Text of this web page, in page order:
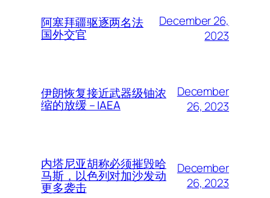
阿塞拜疆驱逐两名法
国外交官
December 26,
2023
伊朗恢复接近武器级铀浓
缩的放缓 – IAEA
December
26, 2023
内塔尼亚胡称必须摧毁哈
马斯，以色列对加沙发动
更多袭击
December
26, 2023